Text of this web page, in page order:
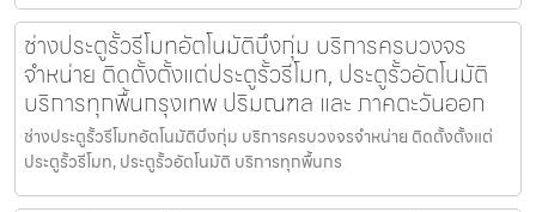
ช่างประตูรั้วรีโมทอัตโนมัติบึงกุ่ม บริการครบวงจร
จำหน่าย ติดตั้งตั้งแต่ประตูรั้วรีโมท, ประตูรั้วอัตโนมัติ
บริการทุกพื้นกรุงเทพ ปริมณฑล และ ภาคตะวันออก
ช่างประตูรั้วรีโมทอัตโนมัติบึงกุ่ม บริการครบวงจรจำหน่าย ติดตั้งตั้งแต่
ประตูรั้วรีโมท, ประตูรั้วอัตโนมัติ บริการทุกพื้นกร